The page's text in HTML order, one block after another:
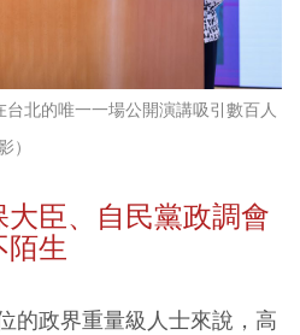
台北的唯一一場公開演講吸引數百人
）
臣、自民黨政調會
陌生
的政界重量級人士來說，高